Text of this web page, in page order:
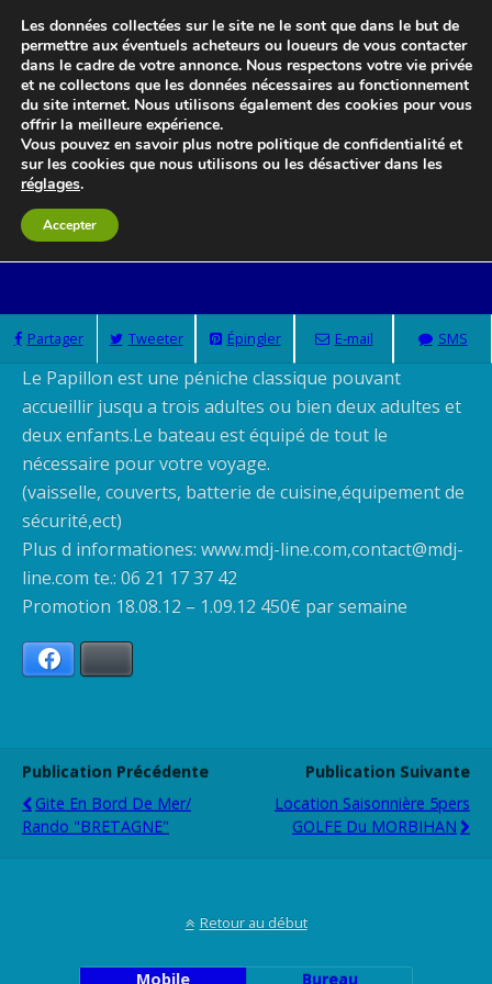
Le blog 3d-immo-visites
Location De Péniche Sur La Vilaine
Partager Tweeter Épingler E-mail SMS
Le Papillon est une péniche classique pouvant
accueillir jusqu a trois adultes ou bien deux adultes et
deux enfants.Le bateau est équipé de tout le
nécessaire pour votre voyage.
(vaisselle, couverts, batterie de cuisine,équipement de
sécurité,ect)
Plus d informationes: www.mdj-line.com,contact@mdj-
line.com te.: 06 21 17 37 42
Promotion 18.08.12 – 1.09.12 450€ par semaine
Publication Précédente
Gite En Bord De Mer/
Rando "BRETAGNE"
Publication Suivante
Location Saisonnière 5pers
GOLFE Du MORBIHAN
Retour au début
Mobile Bureau
Les données collectées sur le site ne le sont que dans le but de
permettre aux éventuels acheteurs ou loueurs de vous contacter
dans le cadre de votre annonce. Nous respectons votre vie privée
et ne collectons que les données nécessaires au fonctionnement
du site internet. Nous utilisons également des cookies pour vous
offrir la meilleure expérience.
Vous pouvez en savoir plus notre politique de confidentialité et
sur les cookies que nous utilisons ou les désactiver dans les
réglages.
Accepter